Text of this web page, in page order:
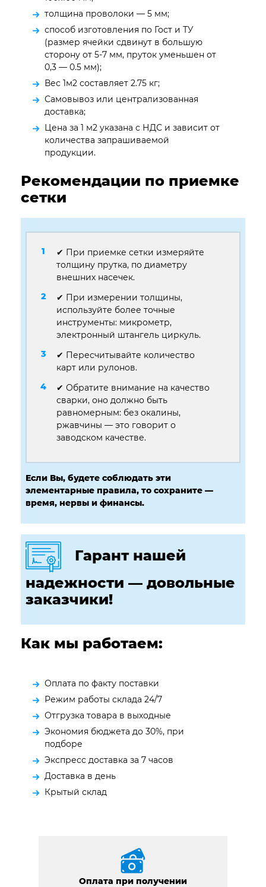
толщина проволоки — 5 мм;
способ изготовления по Гост и ТУ
(размер ячейки сдвинут в большую
сторону от 5-7 мм, пруток уменьшен от
0,3 — 0.5 мм);
Вес 1м2 составляет 2.75 кг;
Самовывоз или централизованная
доставка;
Цена за 1 м2 указана с НДС и зависит от
количества запрашиваемой
продукции.
Рекомендации по приемке
сетки
✔ При приемке сетки измеряйте
толщину прутка, по диаметру
внешних насечек.
✔ При измерении толщины,
используйте более точные
инструменты: микрометр,
электронный штангель циркуль.
✔ Пересчитывайте количество
карт или рулонов.
✔ Обратите внимание на качество
сварки, оно должно быть
равномерным: без окалины,
ржавчины — это говорит о
заводском качестве.
Если Вы, будете соблюдать эти
элементарные правила, то сохраните —
время, нервы и финансы.
Гарант нашей
надежности — довольные
заказчики!
Как мы работаем:
Оплата по факту поставки
Режим работы склада 24/7
Отгрузка товара в выходные
Экономия бюджета до 30%, при
подборе
Экспресс доставка за 7 часов
Доставка в день
Крытый склад
Оплата при получении